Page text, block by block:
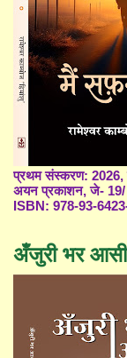
प्रथम संस्करण: 2026,
अयन प्रकाशन, जे- 19/
ISBN: 978-93-
अँजुरी भर